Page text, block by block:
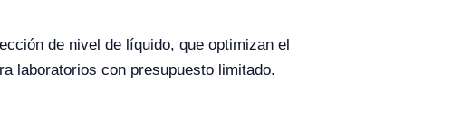
de nivel de líquido, que optimizan el
laboratorios con presupuesto limitado.